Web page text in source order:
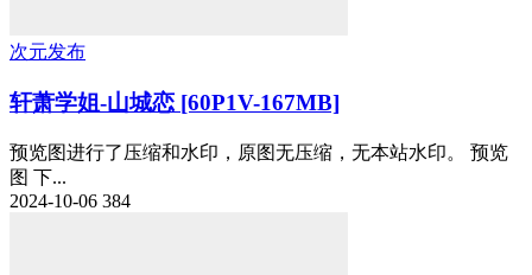
次元发布
轩萧学姐-山城恋 [60P1V-167MB]
预览图进行了压缩和水印，原图无压缩，无本站水印。 预览
图 下...
2024-10-06 384